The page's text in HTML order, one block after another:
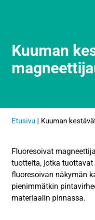
Kuuman
Etusivu Kuuman
Fluoresoivat
tuotteita, jotka
fluoresoivan näkymän
pienimmätkin
materiaalin pinnassa.